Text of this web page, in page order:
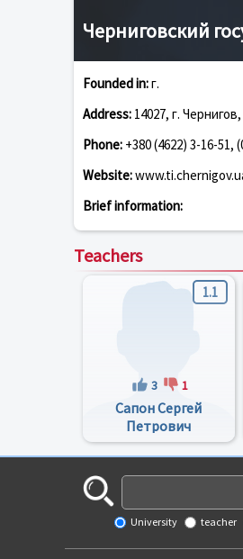
Черниговский
Founded in:г.
Address: 14027, г.
Phone: +380 (4622) 3-16-51,
Website:
Brief information:
Teachers
1.1
3 1
Сапон Сергей
Петрович
University teacher